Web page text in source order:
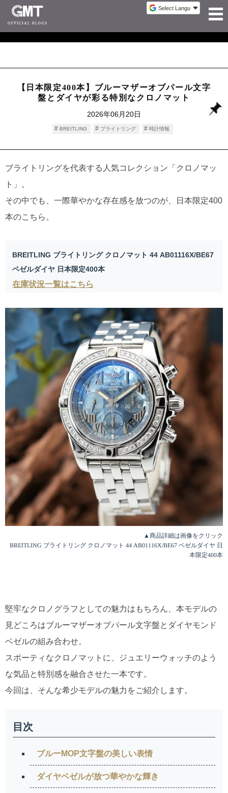
【日本限定400本】ブルーマザーオブパール文字
盤とダイヤが彩る特別なクロノマット
2026年06月20日
BREITLING ブライトリング 時計情報
ブライトリングを代表する人気コレクション「クロノマッ
ト」。
その中でも、一際華やかな存在感を放つのが、日本限定400
本のこちら。
BREITLING ブライトリング クロノマット 44 AB01116X/BE67
ベゼルダイヤ 日本限定400本
在庫状況一覧はこちら
▲商品詳細は画像をクリック
BREITLING ブライトリング クロノマット 44 AB01116X/BE67 ベゼルダイヤ 日
本限定400本
堅牢なクロノグラフとしての魅力はもちろん、本モデルの
見どころはブルーマザーオブパール文字盤とダイヤモンド
ベゼルの組み合わせ。
スポーティなクロノマットに、ジュエリーウォッチのよう
な気品と特別感を融合させた一本です。
今回は、そんな希少モデルの魅力をご紹介します。
目次
ブルーMOP文字盤の美しい表情
ダイヤベゼルが放つ華やかな輝き